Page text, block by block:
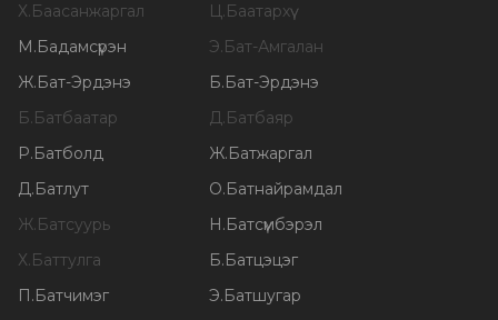
Х.Баасанжаргал Ц.Баатархүү
М.Бадамсүрэн Э.Бат-Амгалан
Ж.Бат-Эрдэнэ Б.Бат-Эрдэнэ
Б.Батбаатар Д.Батбаяр
Р.Батболд Ж.Батжаргал
Д.Батлут О.Батнайрамдал
Ж.Батсуурь Н.Батсүмбэрэл
Х.Баттулга Б.Батцэцэг
П.Батчимэг Э.Батшугар